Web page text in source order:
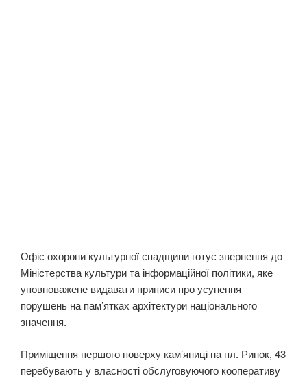
Офіс охорони культурної спадщини готує звернення до
Міністерства культури та інформаційної політики, яке
уповноважене видавати приписи про усунення
порушень на пам’ятках архітектури національного
значення.
Приміщення першого поверху кам’яниці на пл. Ринок, 43
перебувають у власності обслуговуючого кооперативу